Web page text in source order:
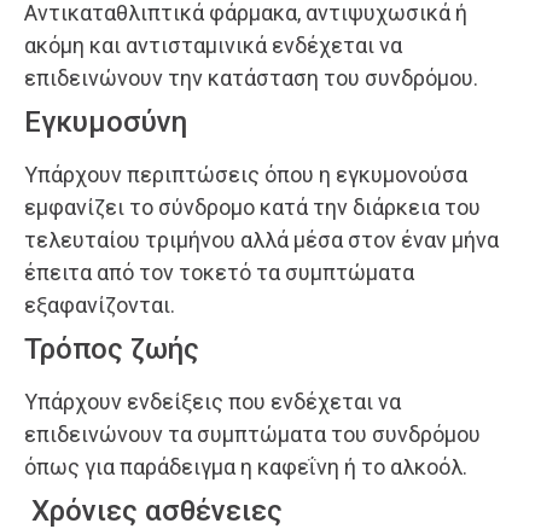
Αντικαταθλιπτικά φάρμακα, αντιψυχωσικά ή
ακόμη και αντισταμινικά ενδέχεται να
επιδεινώνουν την κατάσταση του συνδρόμου.
Εγκυμοσύνη
Υπάρχουν περιπτώσεις όπου η εγκυμονούσα
εμφανίζει το σύνδρομο κατά την διάρκεια του
τελευταίου τριμήνου αλλά μέσα στον έναν μήνα
έπειτα από τον τοκετό τα συμπτώματα
εξαφανίζονται.
Τρόπος ζωής
Υπάρχουν ενδείξεις που ενδέχεται να
επιδεινώνουν τα συμπτώματα του συνδρόμου
όπως για παράδειγμα η καφεΐνη ή το αλκοόλ.
Χρόνιες ασθένειες